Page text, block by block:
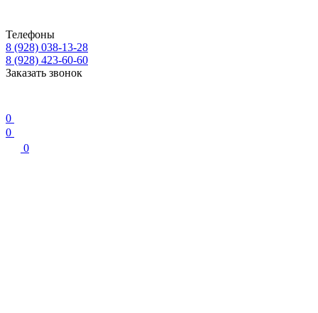
Телефоны
8 (928) 038-13-28
8 (928) 423-60-60
Заказать звонок
0
0
0